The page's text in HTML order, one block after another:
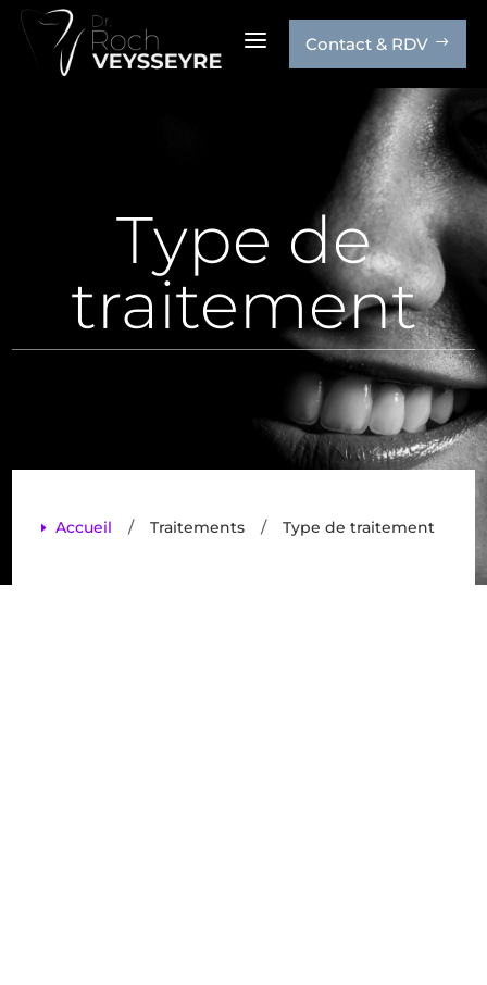
a Contact & RDV $
Type de
traitement
E Accueil / Traitements / Type de traitement